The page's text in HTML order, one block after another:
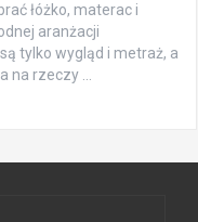
łóżko, materac i
aranżacji
tylko wygląd i metraż, a
na rzeczy …